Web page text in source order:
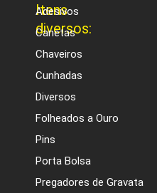
Itens
diversos:
Adesivos
Canetas
Chaveiros
Cunhadas
Diversos
Folheados a Ouro
Pins
Porta Bolsa
Pregadores de Gravata